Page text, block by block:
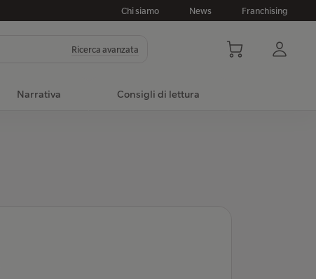
Chi siamo News Franchising
Ricerca avanzata
Narrativa Consigli di lettura